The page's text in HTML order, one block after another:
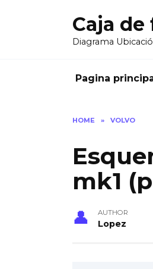
Caja de
Diagrama
Pagina
HOME » VOLVO
mk1
AUTHOR
Lopez